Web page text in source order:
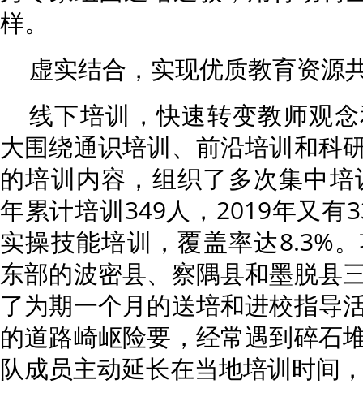
样。
虚实结合，实现优质教育资源
线下培训，快速转变教师观
大围绕通识培训、前沿培训和科
的培训内容，组织了多次集中
年累计培训349人，2019年又有
实操技能培训，覆盖率达8.3%
东部的波密县、察隅县和墨脱县
了为期一个月的送培和进校指导
的道路崎岖险要，经常遇到碎石
队成员主动延长在当地培训时间